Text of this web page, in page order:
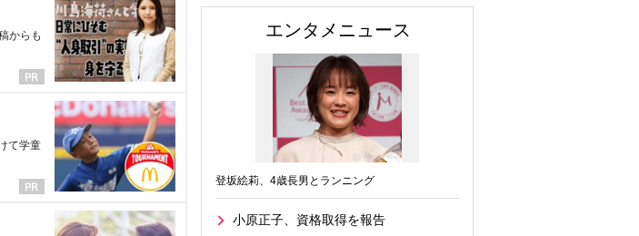
からも
て学童
エンタメニュース
登坂絵莉、4歳長男とランニング
小原正子、資格取得を報告